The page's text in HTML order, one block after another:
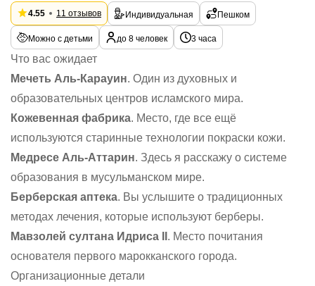
4.55 11 отзывов Индивидуальная Пешком
Можно с детьми до 8 человек 3 часа
Что вас ожидает
Мечеть Аль-Карауин. Один из духовных и
образовательных центров исламского мира.
Кожевенная фабрика. Место, где все ещё
используются старинные технологии покраски кожи.
Медресе Аль-Аттарин. Здесь я расскажу о системе
образования в мусульманском мире.
Берберская аптека. Вы услышите о традиционных
методах лечения, которые используют берберы.
Мавзолей султана Идриса II . Место почитания
основателя первого марокканского города.
Организационные детали